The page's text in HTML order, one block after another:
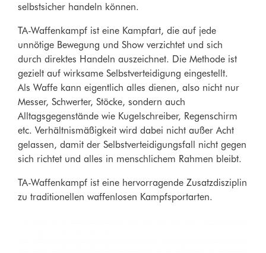
selbstsicher handeln können.
TA-Waffenkampf ist eine Kampfart, die auf jede
unnötige Bewegung und Show verzichtet und sich
durch direktes Handeln auszeichnet. Die Methode ist
gezielt auf wirksame Selbstverteidigung eingestellt.
Als Waffe kann eigentlich alles dienen, also nicht nur
Messer, Schwerter, Stöcke, sondern auch
Alltagsgegenstände wie Kugelschreiber, Regenschirm
etc. Verhältnismäßigkeit wird dabei nicht außer Acht
gelassen, damit der Selbstverteidigungsfall nicht gegen
sich richtet und alles in menschlichem Rahmen bleibt.
TA-Waffenkampf ist eine hervorragende Zusatzdisziplin
zu traditionellen waffenlosen Kampfsportarten.